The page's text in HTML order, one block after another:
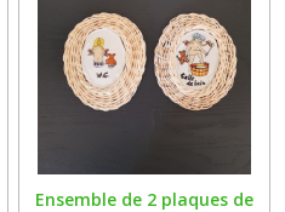
Ensemble de 2 plaques de